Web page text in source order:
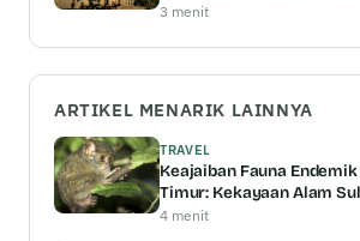
3 menit
ARTIKEL MENARIK LAINNYA
TRAVEL
Keajaiban Fauna
Timur: Kekayaan Alam
dan Nusa Tenggara
4 menit